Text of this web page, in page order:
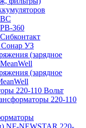
360
Сонар УЗ
(зарядное
(зарядное
220-110 Вольт
220-110
NF-NEWSTAR 220-